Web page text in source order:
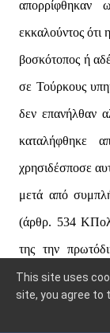
This site uses
site, you agree to